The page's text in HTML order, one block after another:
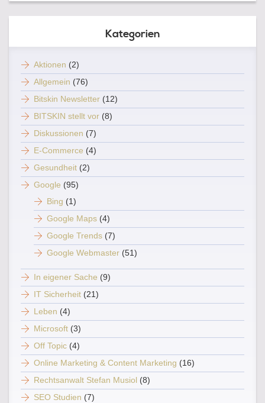
Kategorien
Aktionen (2)
Allgemein (76)
Bitskin Newsletter (12)
BITSKIN stellt vor (8)
Diskussionen (7)
E-Commerce (4)
Gesundheit (2)
Google (95)
Bing (1)
Google Maps (4)
Google Trends (7)
Google Webmaster (51)
In eigener Sache (9)
IT Sicherheit (21)
Leben (4)
Microsoft (3)
Off Topic (4)
Online Marketing & Content Marketing (16)
Rechtsanwalt Stefan Musiol (8)
SEO Studien (7)